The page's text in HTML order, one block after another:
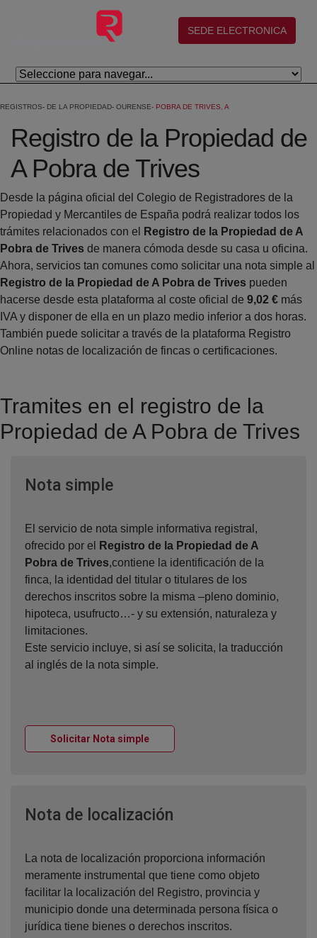
Salta al contingut principal
(abre en nueva ventana)
SEDE ELECTRONICA
REGISTROS DE LA PROPIEDAD OURENSE POBRA DE TRIVES, A
Registro de la Propiedad de
A Pobra de Trives
Desde la página oficial del Colegio de Registradores de la
Propiedad y Mercantiles de España podrá realizar todos los
trámites relacionados con el
Registro de la Propiedad de A
Pobra de Trives de manera cómoda desde su casa u oficina.
Ahora, servicios tan comunes como solicitar una nota simple al
Registro de la Propiedad de A Pobra de Trives pueden
hacerse desde esta plataforma al coste oficial de 9,02 € más
IVA y disponer de ella en un plazo medio inferior a dos horas.
También puede solicitar a través de la plataforma Registro
Online notas de localización de fincas o certificaciones.
Tramites en el registro de la
Propiedad de A Pobra de Trives
Nota simpleVentana nueva
El servicio de nota simple informativa registral,
ofrecido por el
Registro de la Propiedad de A
Pobra de Trives,contiene la identificación de la
finca, la identidad del titular o titulares de los
derechos inscritos sobre la misma –pleno dominio,
hipoteca, usufructo…- y su extensión, naturaleza y
limitaciones.
Este servicio incluye, si así se solicita, la traducción
al inglés de la nota simple.
Solicitar Nota simpleVentana nueva
Nota de localización
La nota de localización proporciona información
meramente instrumental que tiene como objeto
facilitar la localización del Registro, provincia y
municipio donde una determinada persona física o
jurídica tiene bienes o derechos inscritos.